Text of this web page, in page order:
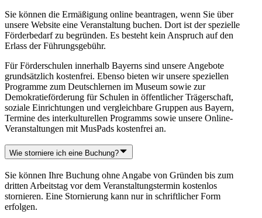
Sie können die Ermäßigung online beantragen, wenn Sie über
unsere Website eine Veranstaltung buchen. Dort ist der spezielle
Förderbedarf zu begründen. Es besteht kein Anspruch auf den
Erlass der Führungsgebühr.
Für Förderschulen innerhalb Bayerns sind unsere Angebote
grundsätzlich kostenfrei. Ebenso bieten wir unsere speziellen
Programme zum Deutschlernen im Museum sowie zur
Demokratieförderung für Schulen in öffentlicher Trägerschaft,
soziale Einrichtungen und vergleichbare Gruppen aus Bayern,
Termine des interkulturellen Programms sowie unsere Online-
Veranstaltungen mit MusPads kostenfrei an.
Wie storniere ich eine Buchung?
Sie können Ihre Buchung ohne Angabe von Gründen bis zum
dritten Arbeitstag vor dem Veranstaltungstermin kostenlos
stornieren. Eine Stornierung kann nur in schriftlicher Form
erfolgen.